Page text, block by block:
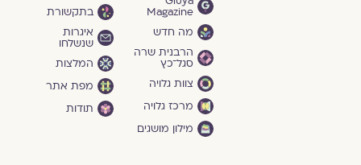
Magazine
מה חדש
הרבנית שרה
סגל־כץ
צוות גלויה
מרכז גלויה
מילון מושגים
בתקשורת
איגרות
שנשלחו
המלצות
מפת אתר
תודות